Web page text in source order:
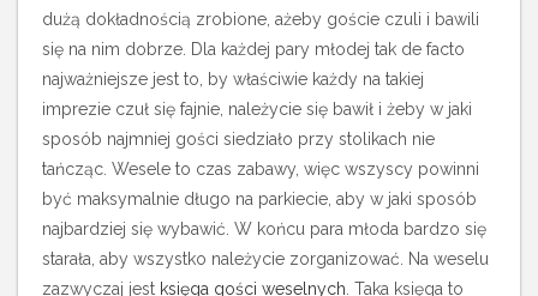
dużą dokładnością zrobione, ażeby goście czuli i bawili
się na nim dobrze. Dla każdej pary młodej tak de facto
najważniejsze jest to, by właściwie każdy na takiej
imprezie czuł się fajnie, należycie się bawił i żeby w jaki
sposób najmniej gości siedziało przy stolikach nie
tańcząc. Wesele to czas zabawy, więc wszyscy powinni
być maksymalnie długo na parkiecie, aby w jaki sposób
najbardziej się wybawić. W końcu para młoda bardzo się
starała, aby wszystko należycie zorganizować. Na weselu
zazwyczaj jest księga gości weselnych . Taka księga to